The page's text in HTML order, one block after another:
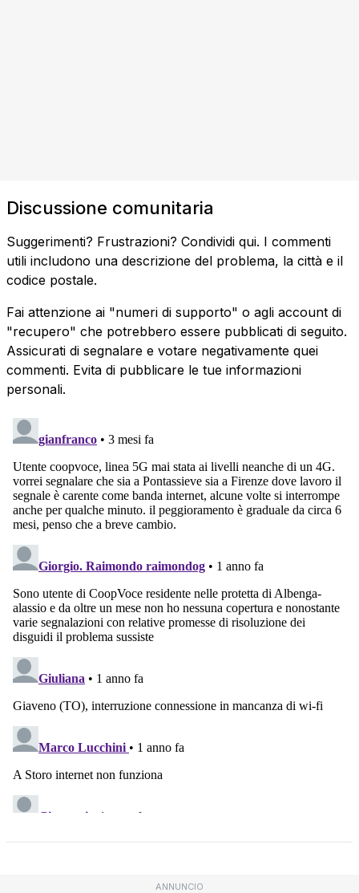
Discussione comunitaria
Suggerimenti? Frustrazioni? Condividi qui. I commenti
utili includono una descrizione del problema, la città e il
codice postale.
Fai attenzione ai "numeri di supporto" o agli account di
"recupero" che potrebbero essere pubblicati di seguito.
Assicurati di segnalare e votare negativamente quei
commenti. Evita di pubblicare le tue informazioni
personali.
ANNUNCIO